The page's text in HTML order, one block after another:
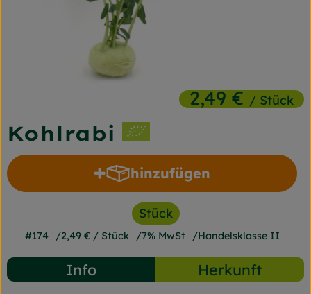
Frischetheke
Drogerie
Über uns
Kohlrabi
2,49 €/ Stück
hinzufügen
Produkt zum Warenkorb
Stück
#174 2,49 € / Stück 7% MwSt Handelsklasse II
Info Herkunft